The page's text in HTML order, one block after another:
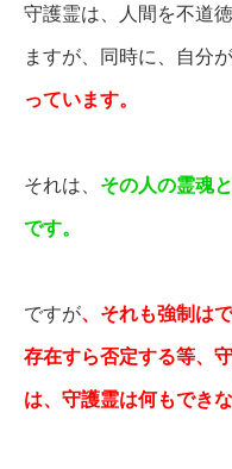
守護霊は、人間を不道
ますが、同時に、自分
っています。
それは、 その人の霊魂
です。
ですが、それも強制は
存在すら否定する等、
は、守護霊は何もでき